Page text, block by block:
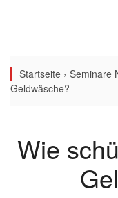
Startseite › Seminare
Geldwäsche?
Wie